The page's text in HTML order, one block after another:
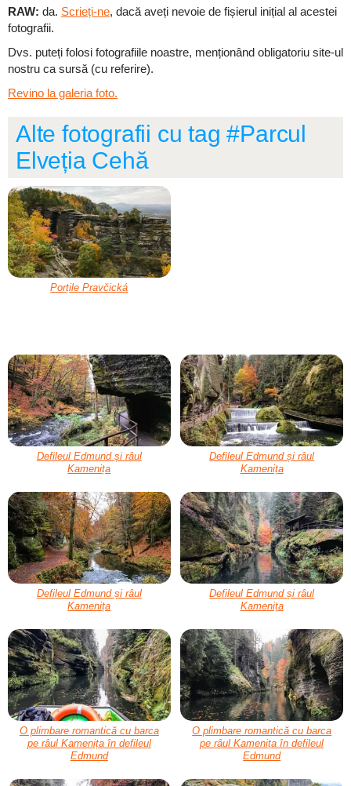
RAW: da. Scrieți-ne, dacă aveți nevoie de fișierul inițial al acestei
fotografii.
Dvs. puteți folosi fotografiile noastre, menționând obligatoriu site-ul
nostru ca sursă (cu referire).
Revino la galeria foto.
Alte fotografii cu tag #Parcul
Elveția Cehă
Porțile Pravčická
Defileul Edmund și râul
Kamenița
Defileul Edmund și râul
Kamenița
Defileul Edmund și râul
Kamenița
Defileul Edmund și râul
Kamenița
O plimbare romantică cu barca
pe râul Kamenița în defileul
Edmund
O plimbare romantică cu barca
pe râul Kamenița în defileul
Edmund